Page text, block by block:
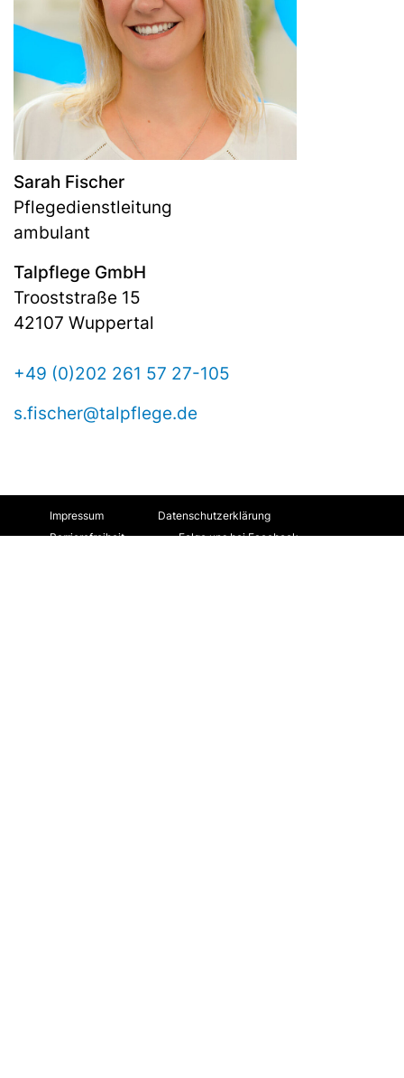
Sarah Fischer
Pflegedienstleitung
ambulant
Talpflege GmbH
Trooststraße 15
42107 Wuppertal
+49 (0)202 261 57 27-105
s.fischer@talpflege.de
Impressum
Datenschutzerklärung
Barrierefreiheit
Folge uns bei Facebook